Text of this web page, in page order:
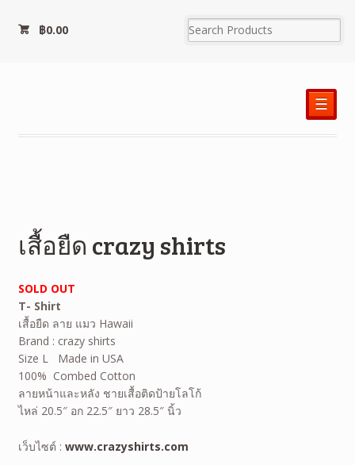
฿0.00
☰
เสื้อยืด crazy shirts
SOLD OUT
T- Shirt
เสื้อยืด ลาย แมว Hawaii
Brand : crazy shirts
Size L Made in USA
100% Combed Cotton
ลายหน้าและหลัง ชายเสื้อติดป้ายโลโก้
ไหล่ 20.5″ อก 22.5″ ยาว 28.5″ นิ้ว
เว็บไซต์ : www.crazyshirts.com